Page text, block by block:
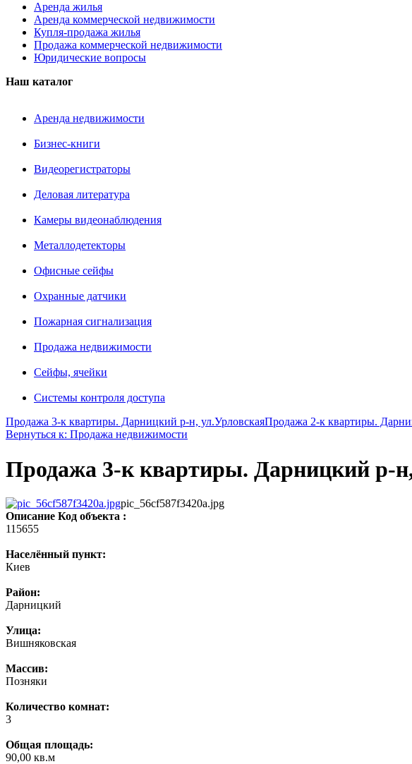
Аренда жилья
Аренда коммерческой недвижимости
Купля-продажа жилья
Продажа коммерческой недвижимости
Юридические вопросы
Наш каталог
Аренда недвижимости
Бизнес-книги
Видеорегистраторы
Деловая литература
Камеры видеонаблюдения
Металлодетекторы
Офисные сейфы
Охранные датчики
Пожарная сигнализация
Продажа недвижимости
Сейфы, ячейки
Системы контроля доступа
Продажа 3-к квартиры. Дарницкий р-н, ул.УрловскаяПродажа 2-к квартиры.
Вернуться к: Продажа недвижимости
Продажа 3-к квартиры. Дарницкий р-
pic_56cf587f3420a.jpg
Описание Код объекта :
115655
Населённый пункт:
Киев
Район:
Дарницкий
Улица:
Вишняковская
Массив:
Позняки
Количество комнат:
3
Общая площадь:
90,00 кв.м